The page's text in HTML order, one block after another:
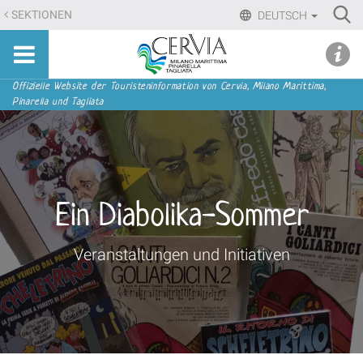
Direkt
zum
Inhalt
Direkt
zur
Navigation
DEUTSCH
SEKTIONEN
Sito
turistico
ufficiale
Cervia,
Milano
Marittima,
Pinarella,
Tagliata
Sektionen
Offizielle Website der Touristeninformation von Cervia, Milano Marittima,
Pinarella und Tagliata
Ein Diabolika-Sommer
Veranstaltungen und Initiativen
menu